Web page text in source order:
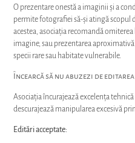
O prezentare onestă a imaginii și a
permite fotografiei să-și atingă scopul
acestea, asociația recomandă
imagine, sau prezentarea
specii rare sau habitate vulnerabile.
Încearcă să nu abuzezi de
Asociația încurajează excelența
descurajează manipularea excesivă
Editări acceptate: